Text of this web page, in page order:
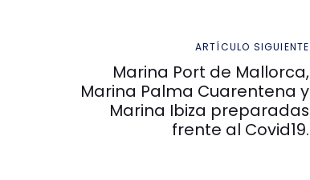
siguiente
ARTÍCULO SIGUIENTE
Marina Port de Mallorca,
Marina Palma Cuarentena y
Marina Ibiza preparadas
frente al Covid19.